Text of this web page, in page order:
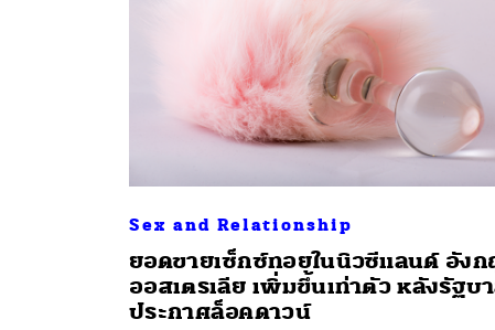
Sex and Relationship
ยอดขายเซ็กซ์ทอยในนิวซีแลนด์ อังก
ออสเตรเลีย เพิ่มขึ้นเท่าตัว หลังรัฐบ
ประกาศล็อคดาวน์
ค้น